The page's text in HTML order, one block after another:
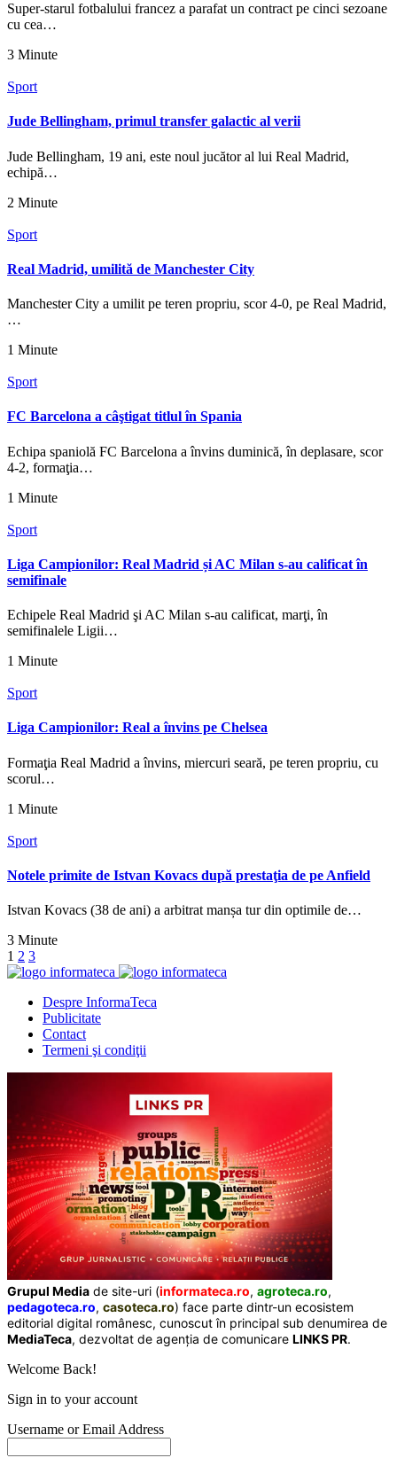
Super-starul fotbalului francez a parafat un contract pe cinci sezoane
cu cea…
3 Minute
Sport
Jude Bellingham, primul transfer galactic al verii
Jude Bellingham, 19 ani, este noul jucător al lui Real Madrid,
echipă…
2 Minute
Sport
Real Madrid, umilită de Manchester City
Manchester City a umilit pe teren propriu, scor 4-0, pe Real Madrid,
…
1 Minute
Sport
FC Barcelona a câştigat titlul în Spania
Echipa spaniolă FC Barcelona a învins duminică, în deplasare, scor
4-2, formaţia…
1 Minute
Sport
Liga Campionilor: Real Madrid și AC Milan s-au calificat în
semifinale
Echipele Real Madrid şi AC Milan s-au calificat, marţi, în
semifinalele Ligii…
1 Minute
Sport
Liga Campionilor: Real a învins pe Chelsea
Formaţia Real Madrid a învins, miercuri seară, pe teren propriu, cu
scorul…
1 Minute
Sport
Notele primite de Istvan Kovacs după prestaţia de pe Anfield
Istvan Kovacs (38 de ani) a arbitrat manșa tur din optimile de…
3 Minute
1 2 3
Despre InformaTeca
Publicitate
Contact
Termeni şi condiţii
Grupul Media de site-uri (informateca.ro, agroteca.ro,
pedagoteca.ro, casoteca.ro) face parte dintr-un ecosistem
editorial digital românesc, cunoscut în principal sub denumirea de
MediaTeca, dezvoltat de agenția de comunicare LINKS PR.
Welcome Back!
Sign in to your account
Username or Email Address